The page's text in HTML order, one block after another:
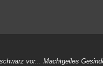
vor... Machtgeiles